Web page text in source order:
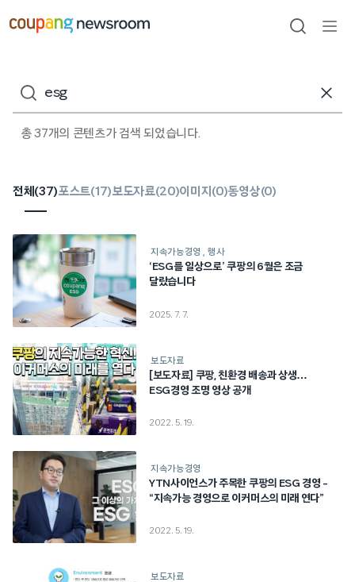
건너뛰기
검색
검색어
총 37개의 콘텐츠가 검색 되었습니다.
전체(37)포스트(17)보도자료(20)이미지(0)동영상(0)
지속가능경영 행사
‘ESG를 일상으로’ 쿠팡의 6월은 조금
달랐습니다
2025. 7. 7.
보도자료
[보도자료] 쿠팡, 친환경 배송과 상생…
ESG경영 조명 영상 공개
2022. 5. 19.
지속가능경영
YTN사이언스가 주목한 쿠팡의 ESG 경영 –
“지속가능 경영으로 이커머스의 미래 연다”
2022. 5. 19.
보도자료